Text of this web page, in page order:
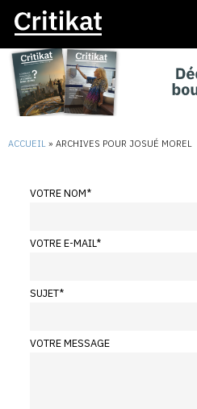
ACCUEIL » ARCHIVES POUR JOSUÉ MOREL
VOTRE NOM*
VOTRE E-MAIL*
SUJET*
VOTRE MESSAGE